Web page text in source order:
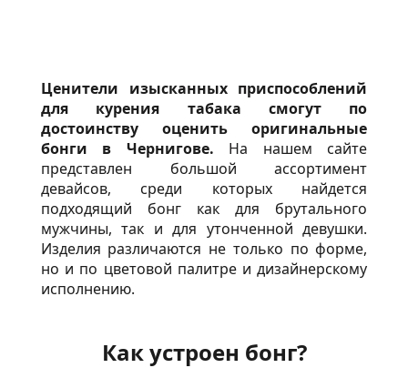
Ценители изысканных приспособлений
для курения табака смогут по
достоинству оценить оригинальные
бонги в Чернигове. На нашем сайте
представлен большой ассортимент
девайсов, среди которых найдется
подходящий бонг как для брутального
мужчины, так и для утонченной девушки.
Изделия различаются не только по форме,
но и по цветовой палитре и дизайнерскому
исполнению.
Как устроен бонг?